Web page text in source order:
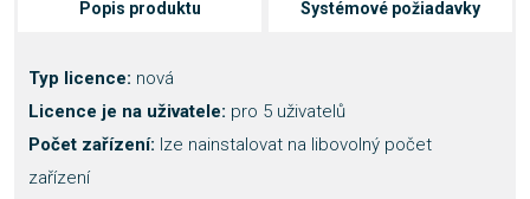
Popis produktu Systémové požiadavky
Typ licence: nová
Licence je na uživatele: pro 5 uživatelů
Počet zařízení: lze nainstalovat na libovolný počet
zařízení